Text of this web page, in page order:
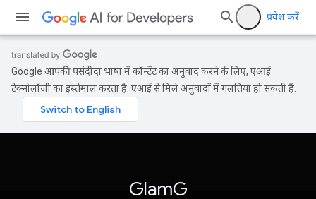
प्रवेश करें
Google आपकी पसंदीदा भाषा में कॉन्टेंट का अनुवाद करने के लिए, एआई
टेक्नोलॉजी का इस्तेमाल करता है. एआई से मिले अनुवादों में गलतियां हो सकती हैं.
GlamG